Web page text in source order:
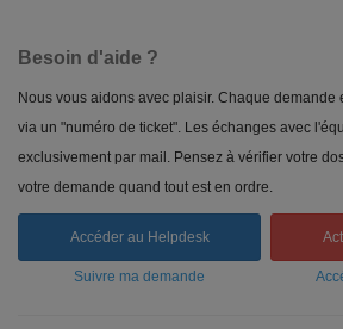
Besoin d'aide ?
Nous vous aidons avec plaisir. Chaque
via un "numéro de ticket". Les échanges avec
exclusivement par mail. Pensez à vérifier votre
votre demande quand tout est en ordre.
Accéder au Helpdesk
Suivre ma demande